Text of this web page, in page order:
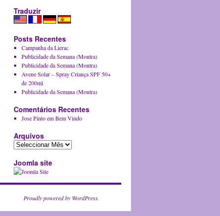
Traduzir
Posts Recentes
Campanha da Lierac
Publicidade da Semana (Montra)
Publicidade da Semana (Montra)
Avene Solar – Spray Criança SPF 50+
de 200ml
Publicidade da Semana (Montra)
Comentários Recentes
Jose Pinto emBem Vindo
Arquivos
Joomla site
Proudly powered by WordPress.